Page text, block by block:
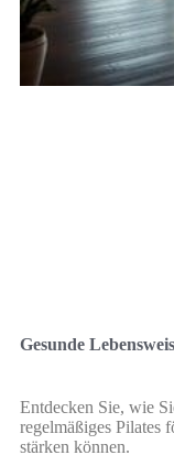
Gesunde
Entdecken Sie, wie
regelmäßiges Pilates
stärken können.